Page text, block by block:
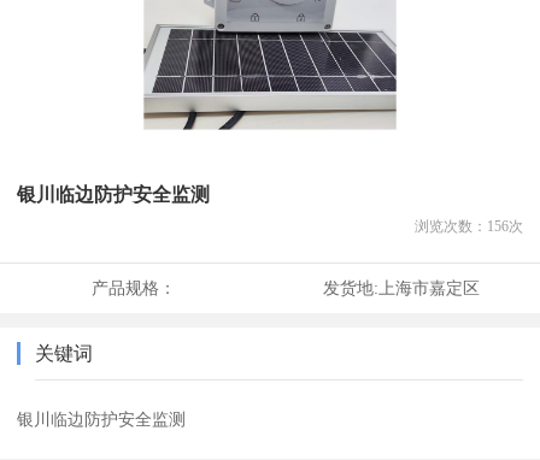
银川临边防护安全监测
浏览次数： 156次
产品规格： 发货地:上海市嘉定区
关键词
银川临边防护安全监测